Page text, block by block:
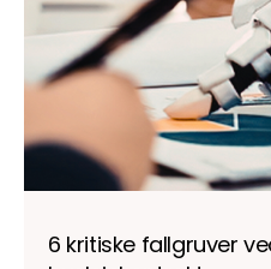
6 kritiske fallgruver